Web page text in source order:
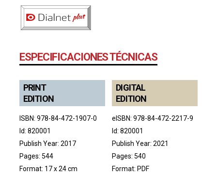
ESPECIFICACIONES TÉCNICAS
PRINT
EDITION
ISBN: 978-84-472-1907-0
Id: 820001
Publish Year: 2017
Pages: 544
Format: 17 x 24 cm
DIGITAL
EDITION
eISBN: 978-84-472-2217-9
Id: 820001
Publish Year: 2021
Pages: 540
Format: PDF